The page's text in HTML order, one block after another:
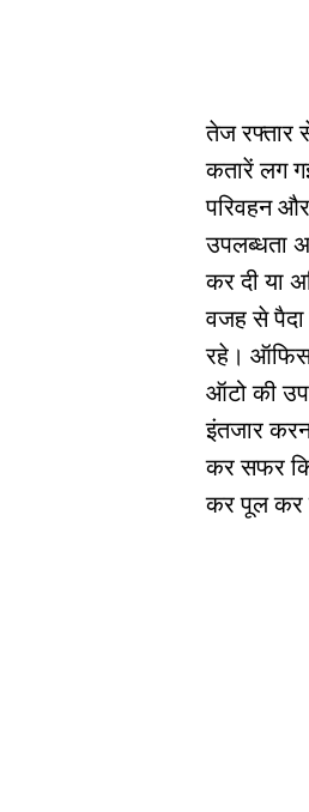
तेज रफ्तार
कतारें लग
परिवहन
उपलब्धता
कर दी या
वजह से
रहे।
ऑटो की
इंतजार
कर सफर
कर पूल कर